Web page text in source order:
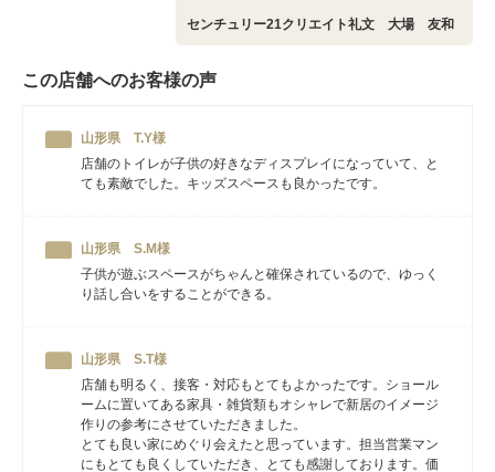
センチュリー21クリエイト礼文 大場 友和
この店舗へのお客様の声
山形県 T.Y様
店舗のトイレが子供の好きなディスプレイになっていて、と
ても素敵でした。キッズスペースも良かったです。
山形県 S.M様
子供が遊ぶスペースがちゃんと確保されているので、ゆっく
り話し合いをすることができる。
山形県 S.T様
店舗も明るく、接客・対応もとてもよかったです。ショール
ームに置いてある家具・雑貨類もオシャレで新居のイメージ
作りの参考にさせていただきました。
とても良い家にめぐり会えたと思っています。担当営業マン
にもとても良くしていただき、とても感謝しております。価